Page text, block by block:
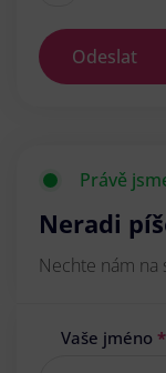
Odeslat
Právě
Neradi
Nechte nám na
Vaše jméno *